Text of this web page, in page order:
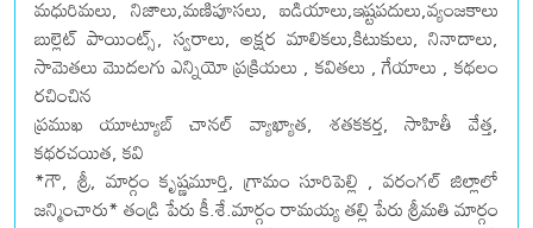
మధురిమలు, నిజాలు,మణిపూసలు, ఐడియాలు,ఇష్టపదులు,వ్యంజకాలు
బుల్లెట్ పాయింట్స్, స్వరాలు, అక్షర మాలికలు,కిటుకులు, నినాదాలు,
సామెతలు మొదలగు ఎన్నియో ప్రక్రియలు , కవితలు , గేయాలు , కథలం
రచించిన
ప్రముఖ యూట్యూబ్ చానల్ వ్యాఖ్యాత, శతకకర్త, సాహితీ వేత్త,
కథరచయిత, కవి
*గౌ, శ్రీ, మార్గం కృష్ణమూర్తి, గ్రామం సూరిపెల్లి , వరంగల్ జిల్లాలో
జన్మించారు* తండ్రి పేరు కీ.శే.మార్గం రామయ్య తల్లి పేరు శ్రీమతి మార్గం